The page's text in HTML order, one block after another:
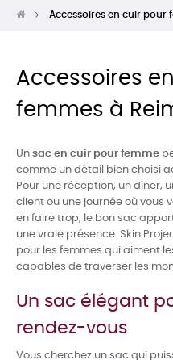
Accessoires en cuir pour
Accessoires
femmes à
Un sac en cuir pour femme
comme un détail bien choisi
Pour une réception, un dîner,
client ou une journée où vous
en faire trop, le bon sac
une vraie présence. Skin
pour les femmes qui aiment
capables de traverser les
Un sac élégant
rendez-vous
Vous cherchez un sac qui